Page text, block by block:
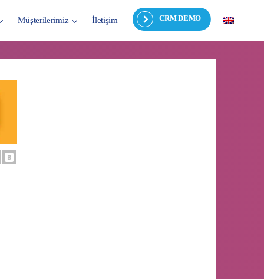
CRM DEMO
Müşterilerimiz İletişim